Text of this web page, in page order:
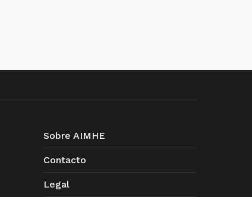
Sobre AIMHE
Contacto
Legal